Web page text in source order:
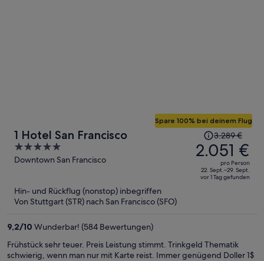
1 Hotel San Francisco
5
out
Downtown San Francisco
Spare 100% bei deinem Flug
Der
Preis
betrug
3.289 €,
jetzt
Person
3.289 €
2.051 €
pro Person
22. Sept.–29. Sept.
vor 1 Tag gefunden
Hin- und Rückflug (nonstop) inbegriffen
Von Stuttgart (STR) nach San Francisco (SFO)
9,2/10 Wunderbar! (584 Bewertungen)
Frühstück sehr teuer. Preis Leistung stimmt. Trinkgeld Thematik
schwierig, wenn man nur mit Karte reist. Immer genügend Doller 1$